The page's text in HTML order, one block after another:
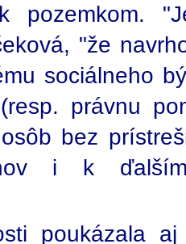
pozemkom.
"že
sociálneho
právnu
bez
i k ďalším
poukázala